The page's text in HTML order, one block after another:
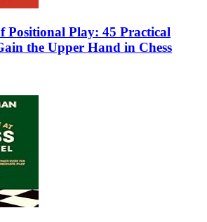
Positional Play: 45 Practical
the Upper Hand in Chess